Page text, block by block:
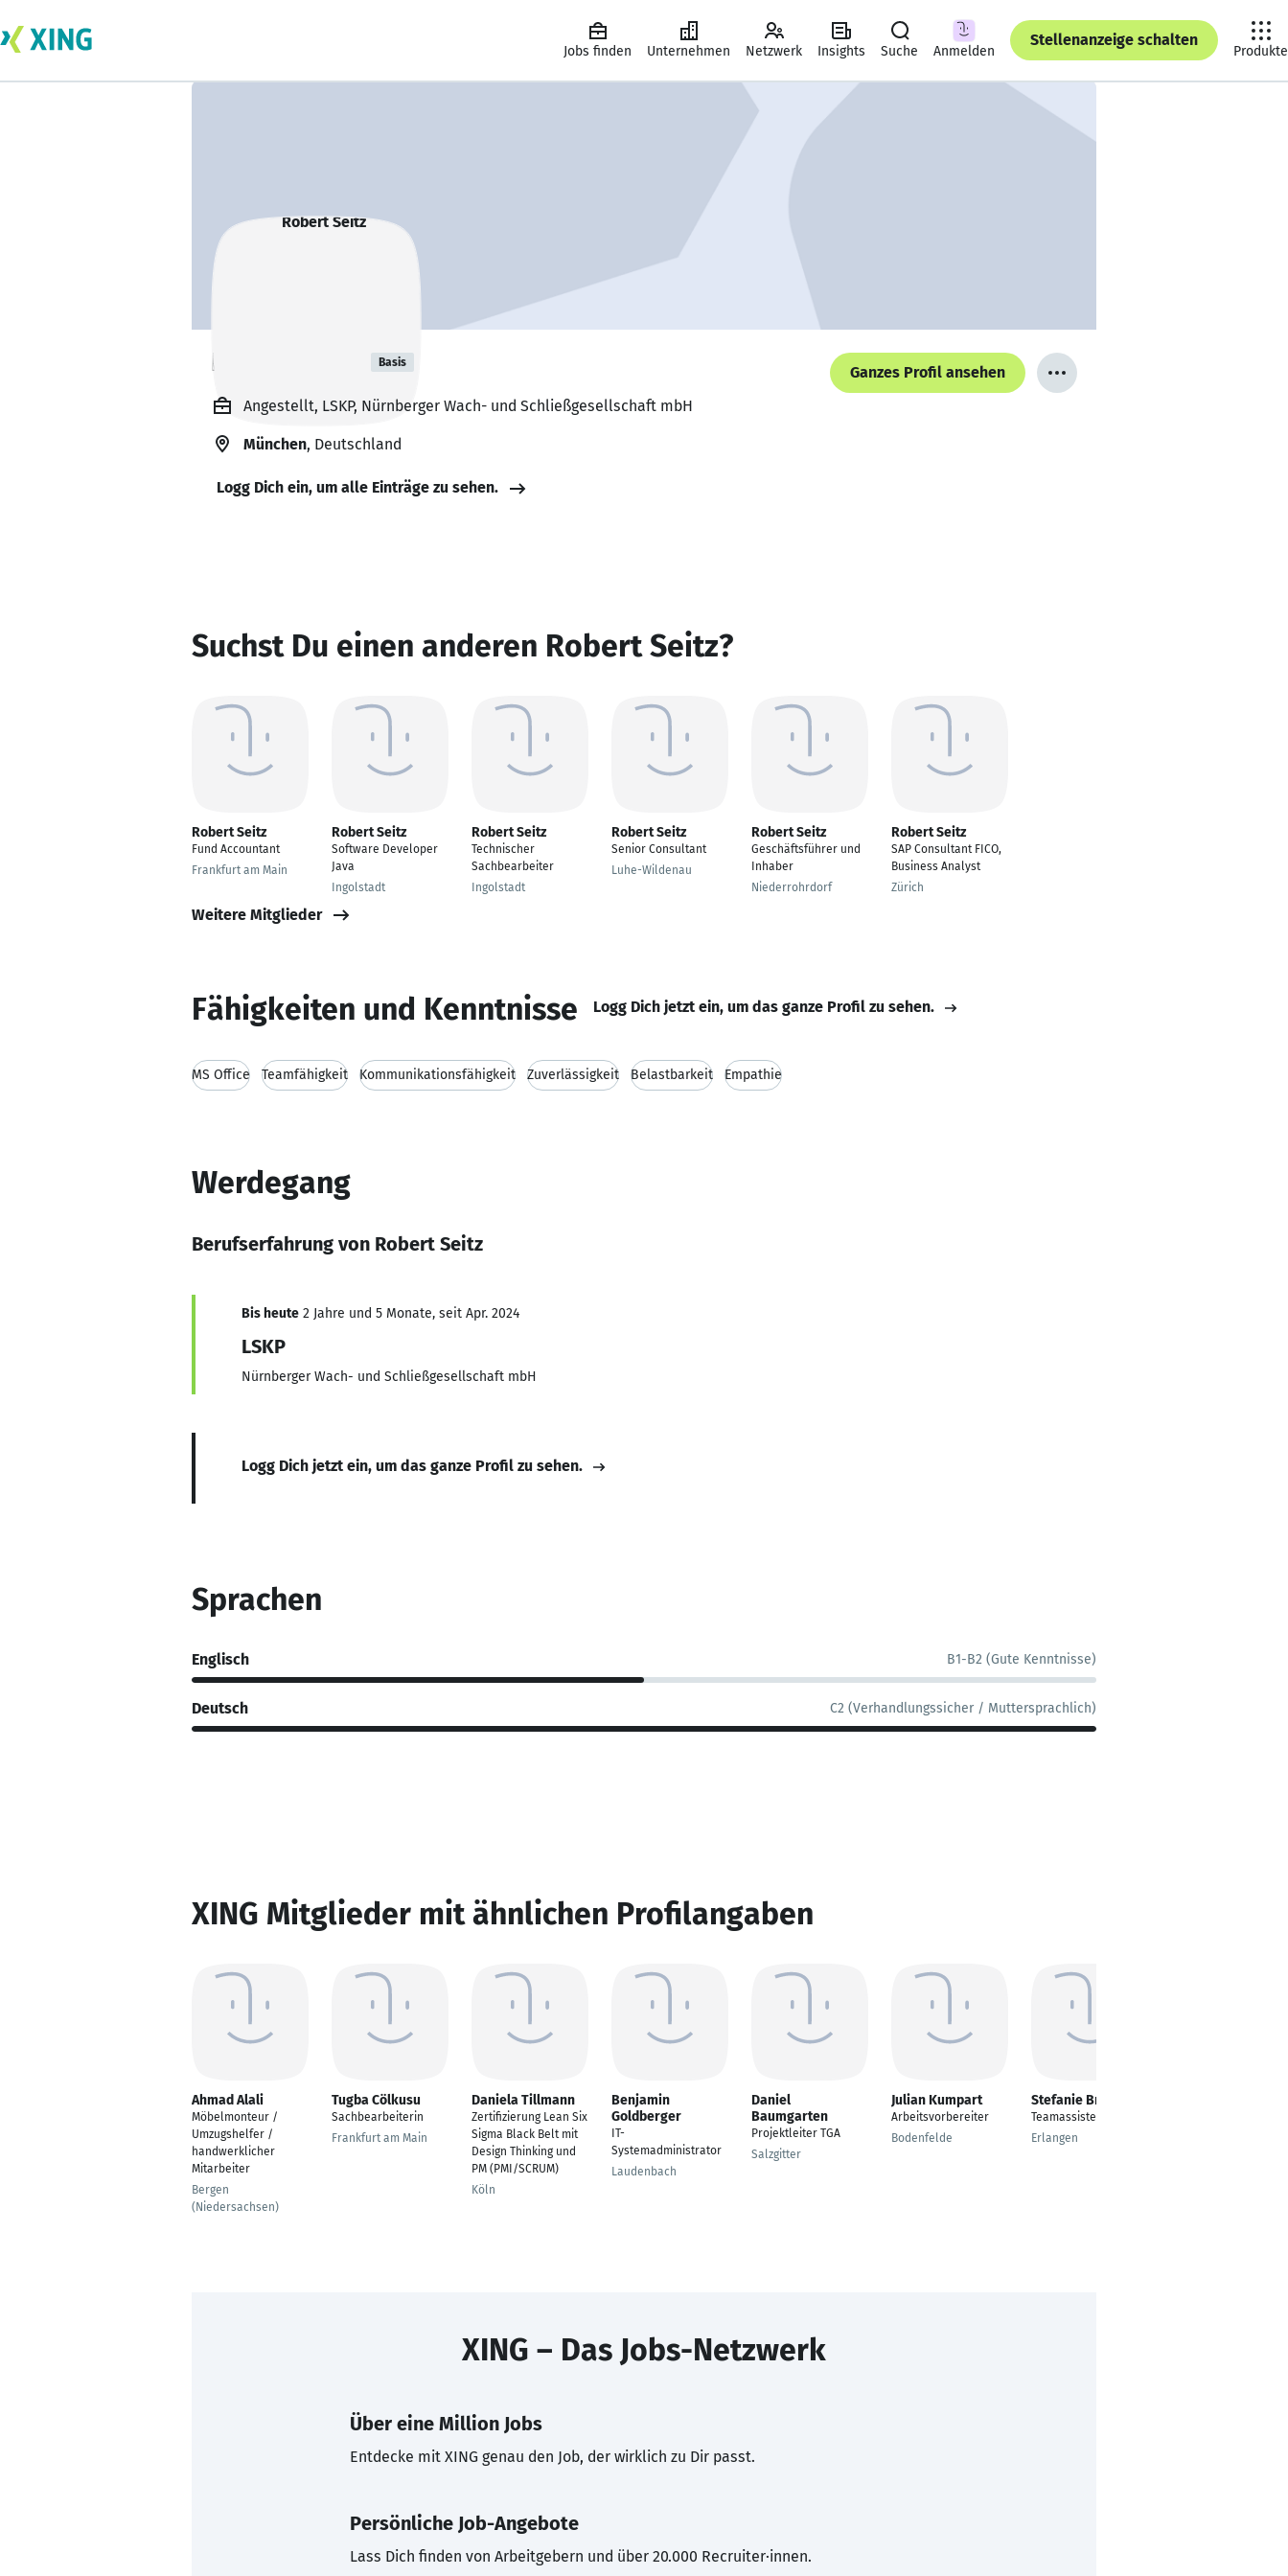
Jobs finden Unternehmen Netzwerk Insights Suche Anmelden
Stellenanzeige schalten
Produkte
Robert Seitz Basis
Ganzes Profil ansehen
Angestellt, LSKP, Nürnberger Wach- und Schließgesellschaft mbH
München, Deutschland
Logg Dich ein, um alle Einträge zu sehen.
Suchst Du einen anderen Robert Seitz?
Robert Seitz
Fund Accountant
Frankfurt am Main
Robert Seitz
Software Developer
Java
Ingolstadt
Robert Seitz
Technischer
Sachbearbeiter
Ingolstadt
Robert Seitz
Senior Consultant
Luhe-Wildenau
Robert Seitz
Geschäftsführer und
Inhaber
Niederrohrdorf
Robert Seitz
SAP Consultant FICO,
Business Analyst
Zürich
Weitere Mitglieder
Fähigkeiten und Kenntnisse Logg Dich jetzt ein, um das ganze Profil zu sehen.
MS Office Teamfähigkeit Kommunikationsfähigkeit Zuverlässigkeit Belastbarkeit Empathie
Werdegang
Berufserfahrung von Robert Seitz
Bis heute 2 Jahre und 5 Monate, seit Apr. 2024
LSKP
Nürnberger Wach- und Schließgesellschaft mbH
Logg Dich jetzt ein, um das ganze Profil zu sehen.
Sprachen
Englisch B1-B2 (Gute Kenntnisse)
Deutsch C2 (Verhandlungssicher / Muttersprachlich)
XING Mitglieder mit ähnlichen Profilangaben
Ahmad Alali
Möbelmonteur /
Umzugshelfer /
handwerklicher
Mitarbeiter
Bergen
(Niedersachsen)
Tugba Cölkusu
Sachbearbeiterin
Frankfurt am Main
Daniela Tillmann
Zertifizierung Lean Six
Sigma Black Belt mit
Design Thinking und
PM (PMI/SCRUM)
Köln
Benjamin
Goldberger
IT-
Systemadministrator
Laudenbach
Daniel
Baumgarten
Projektleiter TGA
Salzgitter
Julian Kumpart
Arbeitsvorbereiter
Bodenfelde
Stefanie Brack
Teamassistentin
Erlangen
XING – Das Jobs-Netzwerk
Über eine Million Jobs
Entdecke mit XING genau den Job, der wirklich zu Dir passt.
Persönliche Job-Angebote
Lass Dich finden von Arbeitgebern und über 20.000 Recruiter·innen.